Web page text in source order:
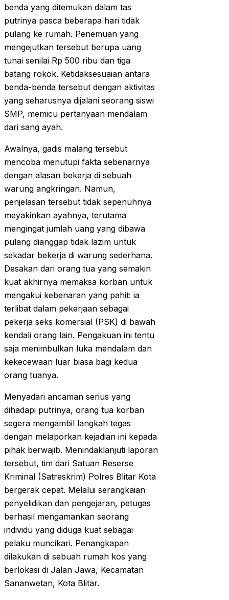
benda yang ditemukan dalam tas
putrinya pasca beberapa hari tidak
pulang ke rumah. Penemuan yang
mengejutkan tersebut berupa uang
tunai senilai Rp 500 ribu dan tiga
batang rokok. Ketidaksesuaian antara
benda-benda tersebut dengan aktivitas
yang seharusnya dijalani seorang siswi
SMP, memicu pertanyaan mendalam
dari sang ayah.
Awalnya, gadis malang tersebut
mencoba menutupi fakta sebenarnya
dengan alasan bekerja di sebuah
warung angkringan. Namun,
penjelasan tersebut tidak sepenuhnya
meyakinkan ayahnya, terutama
mengingat jumlah uang yang dibawa
pulang dianggap tidak lazim untuk
sekadar bekerja di warung sederhana.
Desakan dari orang tua yang semakin
kuat akhirnya memaksa korban untuk
mengakui kebenaran yang pahit: ia
terlibat dalam pekerjaan sebagai
pekerja seks komersial (PSK) di bawah
kendali orang lain. Pengakuan ini tentu
saja menimbulkan luka mendalam dan
kekecewaan luar biasa bagi kedua
orang tuanya.
Menyadari ancaman serius yang
dihadapi putrinya, orang tua korban
segera mengambil langkah tegas
dengan melaporkan kejadian ini kepada
pihak berwajib. Menindaklanjuti laporan
tersebut, tim dari Satuan Reserse
Kriminal (Satreskrim) Polres Blitar Kota
bergerak cepat. Melalui serangkaian
penyelidikan dan pengejaran, petugas
berhasil mengamankan seorang
individu yang diduga kuat sebagai
pelaku muncikari. Penangkapan
dilakukan di sebuah rumah kos yang
berlokasi di Jalan Jawa, Kecamatan
Sananwetan, Kota Blitar.